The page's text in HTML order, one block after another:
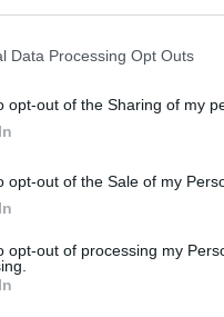
Data Processing Opt Outs
opt-out of the Sharing of my
opt-out of the Sale of my
opt-out of processing my
a cílených manipulací",
Netrpím žádným zvláštním
ekologii jako
jako eutoritářské
vše vyřeší trh - přesto se
totiž mimo jiné věcně
světu podle ekologistů
v reálných faktech.
o zájmy?